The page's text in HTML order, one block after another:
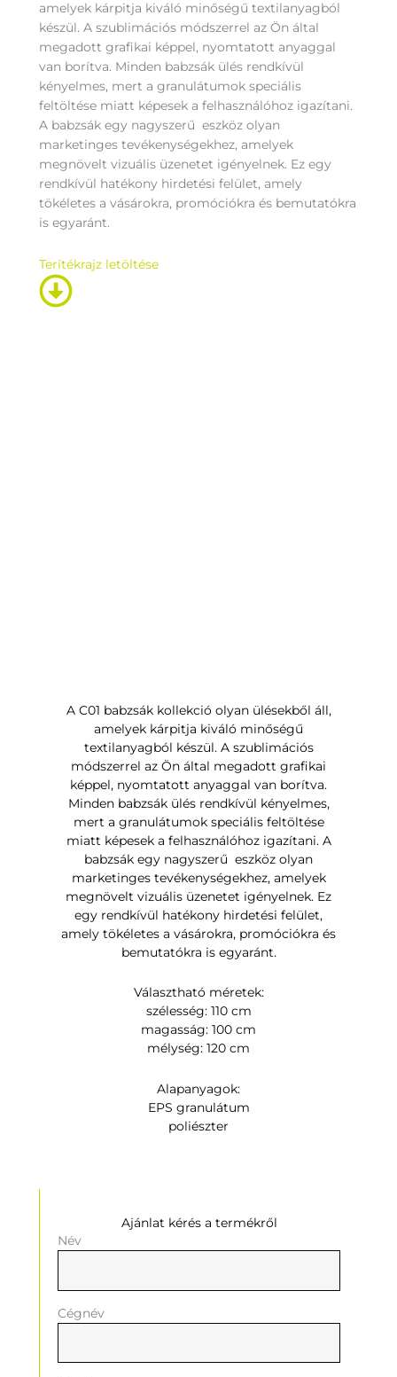
amelyek kárpitja kiváló minőségű textilanyagból
készül. A szublimációs módszerrel az Ön által
megadott grafikai képpel, nyomtatott anyaggal
van borítva. Minden babzsák ülés rendkívül
kényelmes, mert a granulátumok speciális
feltöltése miatt képesek a felhasználóhoz igazítani.
A babzsák egy nagyszerű eszköz olyan
marketinges tevékenységekhez, amelyek
megnövelt vizuális üzenetet igényelnek. Ez egy
rendkívül hatékony hirdetési felület, amely
tökéletes a vásárokra, promóciókra és bemutatókra
is egyaránt.
Terítékrajz letöltése
A C01 babzsák kollekció olyan ülésekből áll,
amelyek kárpitja kiváló minőségű
textilanyagból készül. A szublimációs
módszerrel az Ön által megadott grafikai
képpel, nyomtatott anyaggal van borítva.
Minden babzsák ülés rendkívül kényelmes,
mert a granulátumok speciális feltöltése
miatt képesek a felhasználóhoz igazítani. A
babzsák egy nagyszerű eszköz olyan
marketinges tevékenységekhez, amelyek
megnövelt vizuális üzenetet igényelnek. Ez
egy rendkívül hatékony hirdetési felület,
amely tökéletes a vásárokra, promóciókra és
bemutatókra is egyaránt.
Választható méretek:
szélesség: 110 cm
magasság: 100 cm
mélység: 120 cm
Alapanyagok:
EPS granulátum
poliészter
Ajánlat kérés a termékről
Név
Cégnév